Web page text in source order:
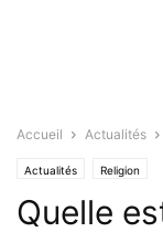
Accueil Actualités
Actualités Religion
Quelle